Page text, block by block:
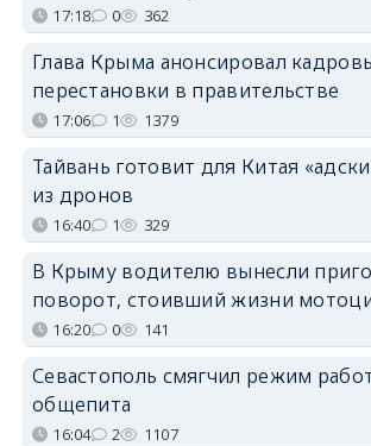
17:18 0 362
Глава Крыма анонсировал
перестановки в правительстве
17:06 1 1379
Тайвань готовит для Китая
из дронов
16:40 1 329
В Крыму водителю вынесли
поворот, стоивший жизни
16:20 0 141
Севастополь смягчил режим
общепита
16:04 2 1107